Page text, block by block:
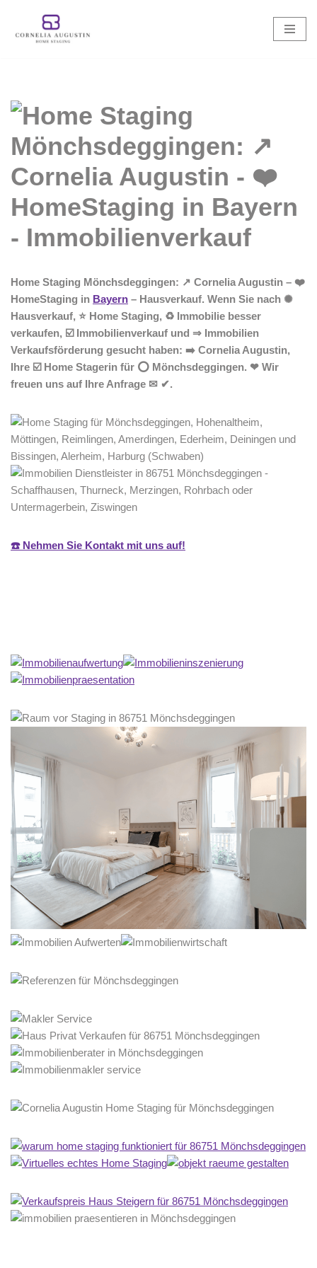
Zum
Home Staging Mönchsdeggingen: ↗️ Cornelia Augustin – ❤️
HomeStaging in Bayern – Hausverkauf. Wenn Sie nach ✺
Hausverkauf, ⭐ Home Staging, ♻ Immobilie besser
verkaufen, ☑️ Immobilienverkauf und ⇒ Immobilien
Verkaufsförderung gesucht haben: ➡️ Cornelia Augustin,
Ihre ☑️ Home Stagerin für ⭕ Mönchsdeggingen. ❤ Wir
freuen uns auf Ihre Anfrage ✉ ✔.
☎️ Nehmen Sie Kontakt mit uns auf!